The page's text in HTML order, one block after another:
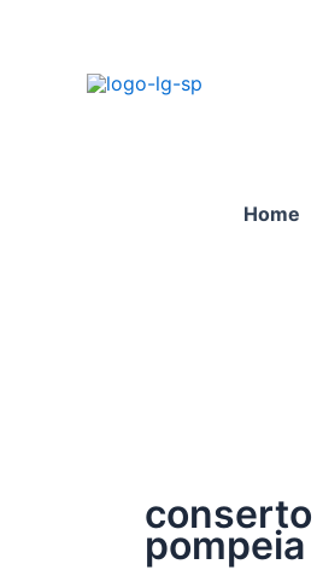
Home
pompeia